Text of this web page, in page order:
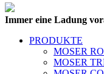
Immer eine Ladung
PRODUKTE
MOSER
MOSER